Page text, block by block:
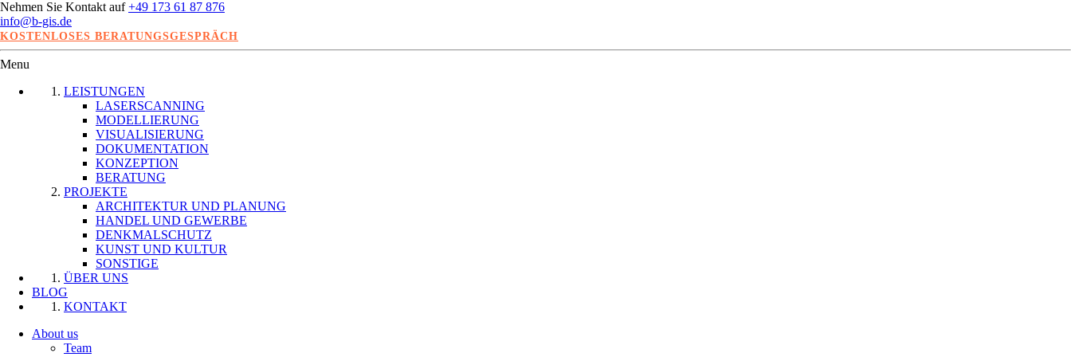
Nehmen Sie Kontakt auf+49 173 61 87 876
info@b-gis.de
KOSTENLOSES BERATUNGSGESPRÄCH
Menu
LEISTUNGEN
LASERSCANNING
MODELLIERUNG
VISUALISIERUNG
DOKUMENTATION
KONZEPTION
BERATUNG
PROJEKTE
ARCHITEKTUR UND PLANUNG
HANDEL UND GEWERBE
DENKMALSCHUTZ
KUNST UND KULTUR
SONSTIGE
ÜBER UNS
BLOG
KONTAKT
About us
Team